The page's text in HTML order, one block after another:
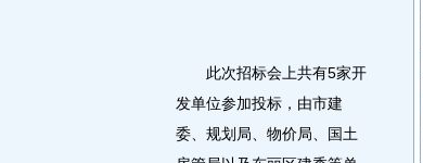
此次招标会上共有5家开
发单位参加投标，由市建
委、规划局、物价局、国土